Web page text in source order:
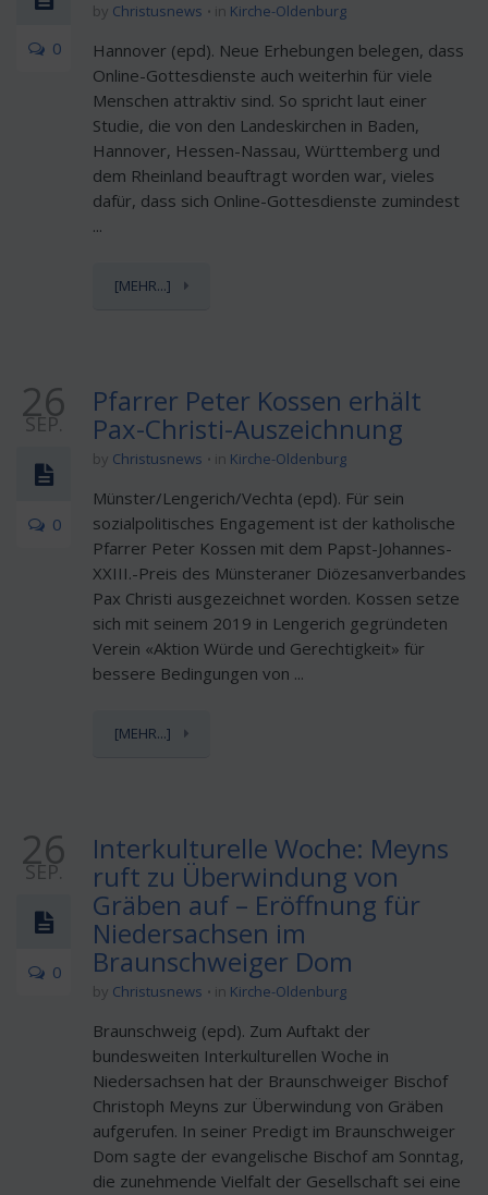
0
by Christusnews in Kirche-Oldenburg
Hannover (epd). Neue Erhebungen belegen, dass
Online-Gottesdienste auch weiterhin für viele
Menschen attraktiv sind. So spricht laut einer
Studie, die von den Landeskirchen in Baden,
Hannover, Hessen-Nassau, Württemberg und
dem Rheinland beauftragt worden war, vieles
dafür, dass sich Online-Gottesdienste zumindest
...
[MEHR...]
26
SEP.
0
Pfarrer Peter Kossen erhält
Pax-Christi-Auszeichnung
by Christusnews in Kirche-Oldenburg
Münster/Lengerich/Vechta (epd). Für sein
sozialpolitisches Engagement ist der katholische
Pfarrer Peter Kossen mit dem Papst-Johannes-
XXIII.-Preis des Münsteraner Diözesanverbandes
Pax Christi ausgezeichnet worden. Kossen setze
sich mit seinem 2019 in Lengerich gegründeten
Verein «Aktion Würde und Gerechtigkeit» für
bessere Bedingungen von ...
[MEHR...]
26
SEP.
0
Interkulturelle Woche: Meyns
ruft zu Überwindung von
Gräben auf – Eröffnung für
Niedersachsen im
Braunschweiger Dom
by Christusnews in Kirche-Oldenburg
Braunschweig (epd). Zum Auftakt der
bundesweiten Interkulturellen Woche in
Niedersachsen hat der Braunschweiger Bischof
Christoph Meyns zur Überwindung von Gräben
aufgerufen. In seiner Predigt im Braunschweiger
Dom sagte der evangelische Bischof am Sonntag,
die zunehmende Vielfalt der Gesellschaft sei eine